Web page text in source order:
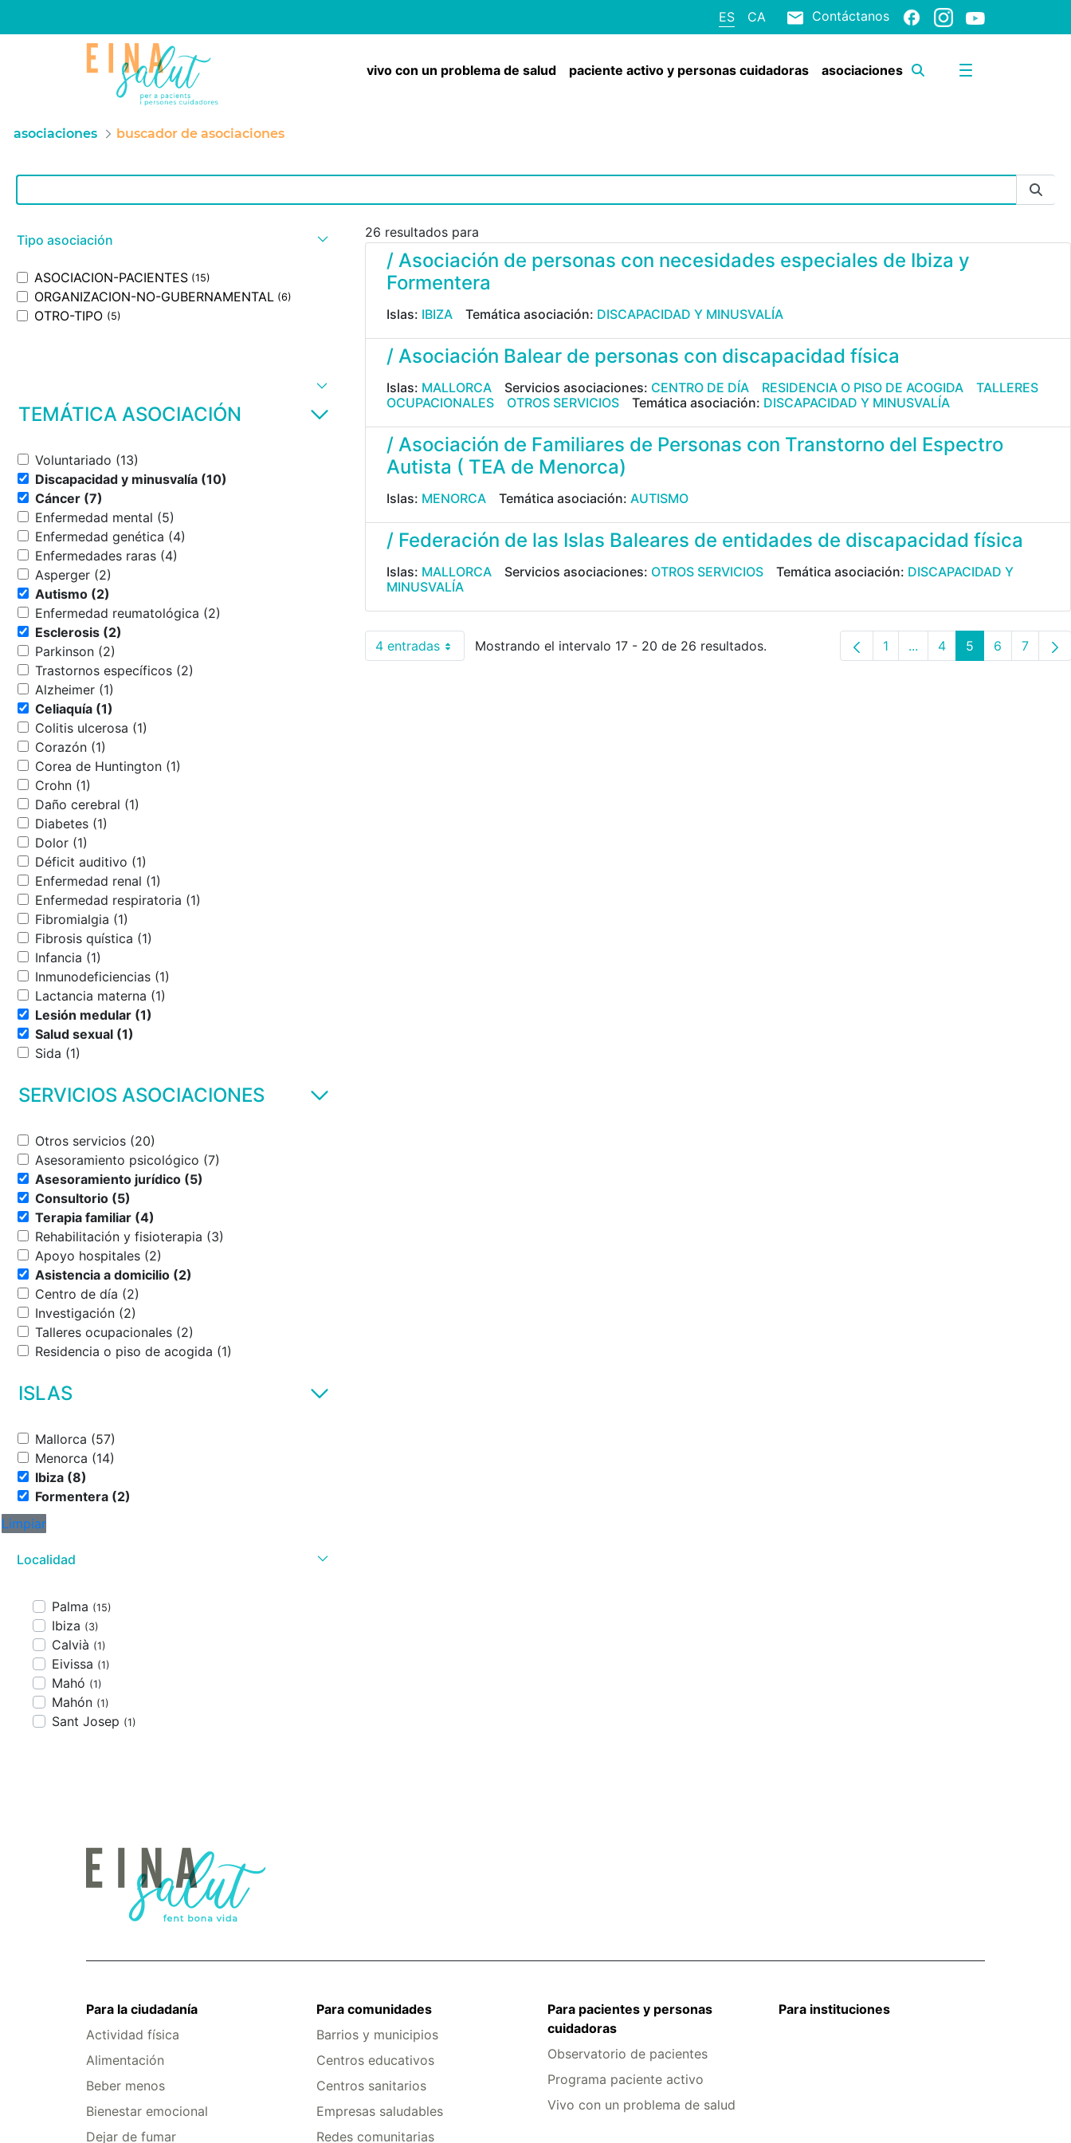
ES CA Contáctanos
vivo con un problema de salud paciente activo y personas cuidadoras asociaciones
asociaciones buscador de asociaciones
Barra de búsqueda
Tipo asociación
ASOCIACION-PACIENTES (15)
ORGANIZACION-NO-GUBERNAMENTAL (6)
OTRO-TIPO (5)
TEMÁTICA ASOCIACIÓN
Voluntariado (13)
Discapacidad y minusvalía (10)
Cáncer (7)
Enfermedad mental (5)
Enfermedad genética (4)
Enfermedades raras (4)
Asperger (2)
Autismo (2)
Enfermedad reumatológica (2)
Esclerosis (2)
Parkinson (2)
Trastornos específicos (2)
Alzheimer (1)
Celiaquía (1)
Colitis ulcerosa (1)
Corazón (1)
Corea de Huntington (1)
Crohn (1)
Daño cerebral (1)
Diabetes (1)
Dolor (1)
Déficit auditivo (1)
Enfermedad renal (1)
Enfermedad respiratoria (1)
Fibromialgia (1)
Fibrosis quística (1)
Infancia (1)
Inmunodeficiencias (1)
Lactancia materna (1)
Lesión medular (1)
Salud sexual (1)
Sida (1)
SERVICIOS ASOCIACIONES
Otros servicios (20)
Asesoramiento psicológico (7)
Asesoramiento jurídico (5)
Consultorio (5)
Terapia familiar (4)
Rehabilitación y fisioterapia (3)
Apoyo hospitales (2)
Asistencia a domicilio (2)
Centro de día (2)
Investigación (2)
Talleres ocupacionales (2)
Residencia o piso de acogida (1)
ISLAS
Mallorca (57)
Menorca (14)
Ibiza (8)
Formentera (2)
Limpiar
Localidad
Palma (15)
Ibiza (3)
Calvià (1)
Eivissa (1)
Mahó (1)
Mahón (1)
Sant Josep (1)
26 resultados para
/ Asociación de personas con necesidades especiales de Ibiza y
Formentera
Islas: IBIZA Temática asociación: DISCAPACIDAD Y MINUSVALÍA
/ Asociación Balear de personas con discapacidad física
Islas: MALLORCA Servicios asociaciones: CENTRO DE DÍA RESIDENCIA O PISO DE ACOGIDA
TALLERES
OCUPACIONALES
OTROS SERVICIOS Temática asociación: DISCAPACIDAD Y MINUSVALÍA
/ Asociación de Familiares de Personas con Transtorno del Espectro
Autista ( TEA de Menorca)
Islas: MENORCA Temática asociación: AUTISMO
/ Federación de las Islas Baleares de entidades de discapacidad física
Islas: MALLORCA Servicios asociaciones: OTROS SERVICIOS Temática asociación: DISCAPACIDAD Y
MINUSVALÍA
4 entradasPor páginaMostrando el intervalo 17 - 20 de 26 resultados. Página
1 ...Páginas intermedias Use
Página
4 Página
5 Página
6 Página
7
Para la ciudadanía
Actividad física
Alimentación
Beber menos
Bienestar emocional
Dejar de fumar
Para comunidades
Barrios y municipios
Centros educativos
Centros sanitarios
Empresas saludables
Redes comunitarias
Para pacientes y personas
cuidadoras
Observatorio de pacientes
Programa paciente activo
Vivo con un problema de salud
Para instituciones